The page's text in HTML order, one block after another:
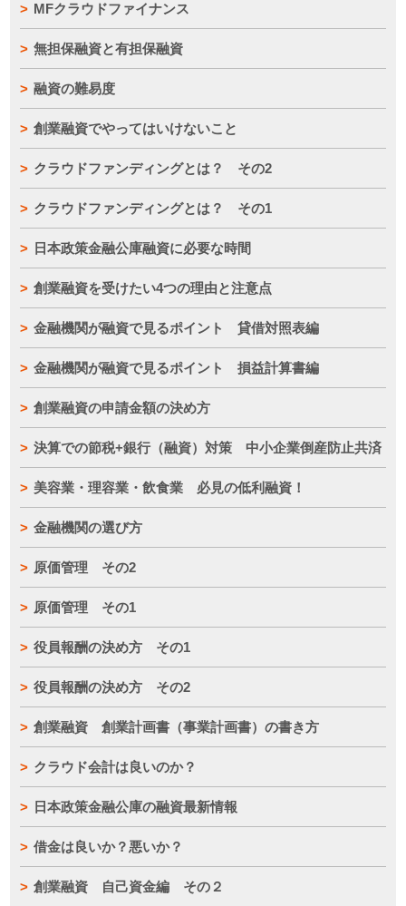
MFクラウドファイナンス
無担保融資と有担保融資
融資の難易度
創業融資でやってはいけないこと
クラウドファンディングとは？ その2
クラウドファンディングとは？ その1
日本政策金融公庫融資に必要な時間
創業融資を受けたい4つの理由と注意点
金融機関が融資で見るポイント 貸借対照表編
金融機関が融資で見るポイント 損益計算書編
創業融資の申請金額の決め方
決算での節税+銀行（融資）対策 中小企業倒産防止共済
美容業・理容業・飲食業 必見の低利融資！
金融機関の選び方
原価管理 その2
原価管理 その1
役員報酬の決め方 その1
役員報酬の決め方 その2
創業融資 創業計画書（事業計画書）の書き方
クラウド会計は良いのか？
日本政策金融公庫の融資最新情報
借金は良いか？悪いか？
創業融資 自己資金編 その２